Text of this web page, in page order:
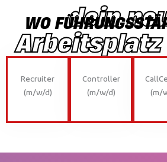
WO
dein
Recruiter
(m/w/d)
Controller
(m/w/d)
(m/